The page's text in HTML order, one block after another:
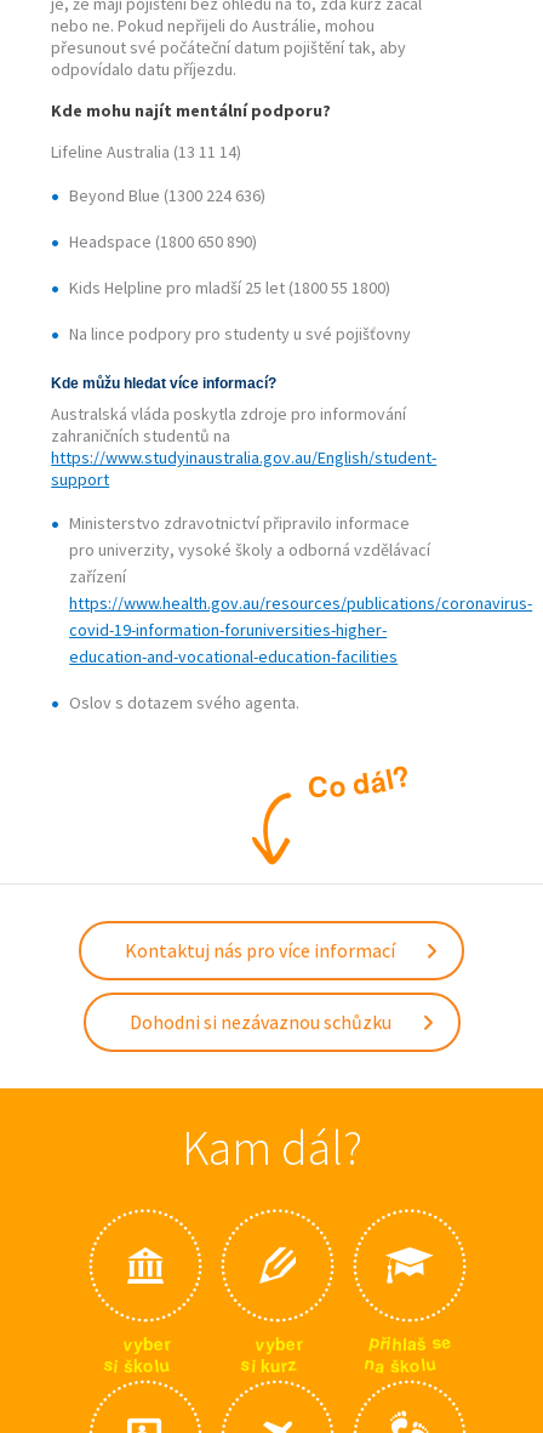
nebo ne. Pokud nepřijeli do Austrálie, mohou
přesunout své počáteční datum pojištění tak, aby
odpovídalo datu příjezdu.
Kde mohu najít mentální podporu?
Lifeline Australia (13 11 14)
Beyond Blue (1300 224 636)
Headspace (1800 650 890)
Kids Helpline pro mladší 25 let (1800 55 1800)
Na lince podpory pro studenty u své pojišťovny
Kde můžu hledat více informací?
Australská vláda poskytla zdroje pro informování
zahraničních studentů na
https://www.studyinaustralia.gov.au/English/student-
support
Ministerstvo zdravotnictví připravilo informace
pro univerzity, vysoké školy a odborná vzdělávací
zařízení
https://www.health.gov.au/resources/publications/coronavirus-
covid-19-information-foruniversities-higher-
education-and-vocational-education-facilities
Oslov s dotazem svého agenta.
Co dál?
Kontaktuj nás pro více informací
Dohodni si nezávaznou schůzku
Kam dál?
vyber
si školu
vyber
si kurz
přihlaš se
na školu